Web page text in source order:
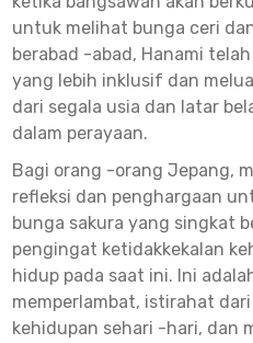
untuk melihat bunga ceri
berabad -abad, Hanami
yang lebih inklusif dan
dari segala usia dan latar
dalam perayaan.
Bagi orang -orang Jepang,
refleksi dan penghargaan
bunga sakura yang singkat
pengingat ketidakkekalan
hidup pada saat ini. Ini
memperlambat, istirahat
kehidupan sehari -hari, dan